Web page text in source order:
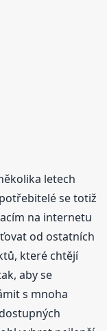
letech
se totiž
na internetu
od ostatních
které chtějí
aby se
s mnoha